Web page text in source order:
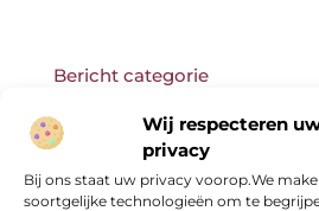
Wij respecteren
privacy
Bij ons staat uw privacy voorop.We
soortgelijke technologieën om te
Onze informatie
Bericht categorie